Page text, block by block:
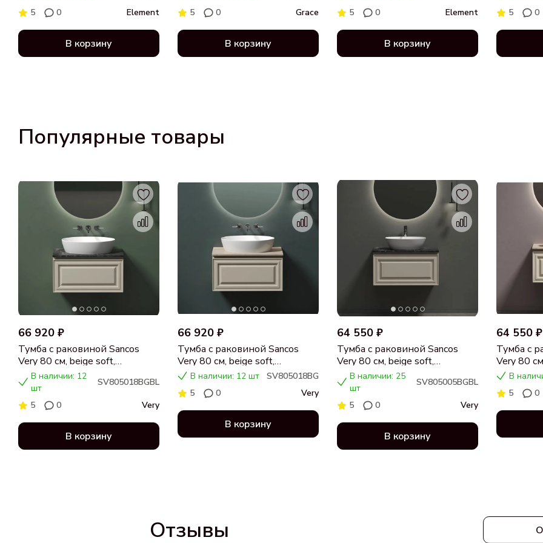
5
0 Element
В корзину
5
0 Grace
В корзину
5
0 Element
В корзину
матовая
5
0
Популярные товары
66 920 ₽
Тумба с раковиной Sancos
Very 80 см, beige soft,
столешница черный мрамор,
раковина CN5018
В наличии: 12
шт
SV805018BGBL
5
0 Very
В корзину
66 920 ₽
Тумба с раковиной Sancos
Very 80 см, beige soft,
столешница бежевая,
раковина CN5018
В наличии: 12 шт
SV805018BG
5
0 Very
В корзину
64 550 ₽
Тумба с раковиной Sancos
Very 80 см, beige soft,
столешница черный мрамор,
раковина CN5005
В наличии: 25
шт
SV805005BGBL
5
0 Very
В корзину
64 550 ₽
Тумба с
Very 80
В
5
0
Отзывы